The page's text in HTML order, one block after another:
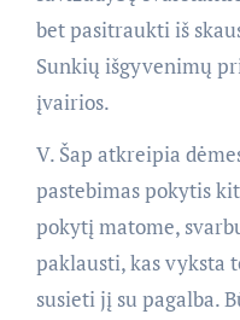
bet pasitraukti iš
Sunkių išgyvenimų
įvairios.
V. Šap atkreipia
pastebimas pokytis
pokytį matome,
paklausti, kas vyksta
susieti jį su pagalba.